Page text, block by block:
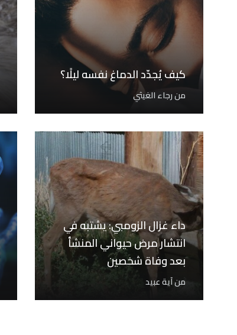
كيف يُجدّد الدماغ نفسه ليلًا؟
منرجاء الغيثي
داء غزال الزومبي: يشتبه في
انتشار مرض حيواني المنشأ
بعد وفاة شخصين
منآية عبيد